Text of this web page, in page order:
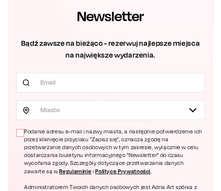
Newsletter
Bądź zawsze na bieżąco - rezerwuj najlepsze miejsca
na największe wydarzenia.
Miasto
Podanie adresu e-mail i nazwy miasta, a następnie potwierdzenie ich
przez kliknięcie przycisku "Zapisz się", oznacza zgodę na
przetwarzanie danych osobowych w tym zakresie, wyłącznie w celu
dostarczania biuletynu informacyjnego "Newsletter" do czasu
wycofania zgody. Szczegóły dotyczące przetwarzania danych
zawarte są wRegulaminie iPolityce Prywatności
Administratorem Twoich danych osobowych jest Adria Art spółka z